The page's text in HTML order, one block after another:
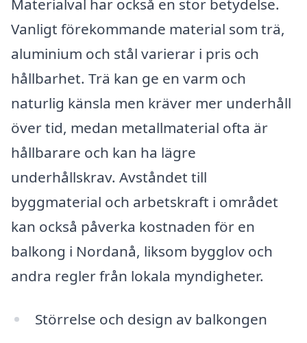
Vanligt förekommande material som trä,
aluminium och stål varierar i pris och
hållbarhet. Trä kan ge en varm och
naturlig känsla men kräver mer underhåll
över tid, medan metallmaterial ofta är
hållbarare och kan ha lägre
underhållskrav. Avståndet till
byggmaterial och arbetskraft i området
kan också påverka kostnaden för en
balkong i Nordanå, liksom bygglov och
andra regler från lokala myndigheter.
Störrelse och design av balkongen